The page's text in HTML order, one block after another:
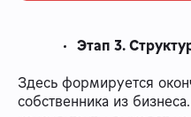
Этап 3.
Здесь формируется
собственника из